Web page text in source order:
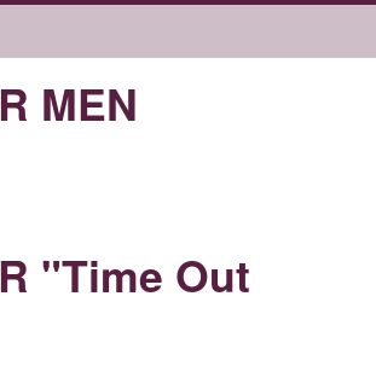
MEN
"Time Out